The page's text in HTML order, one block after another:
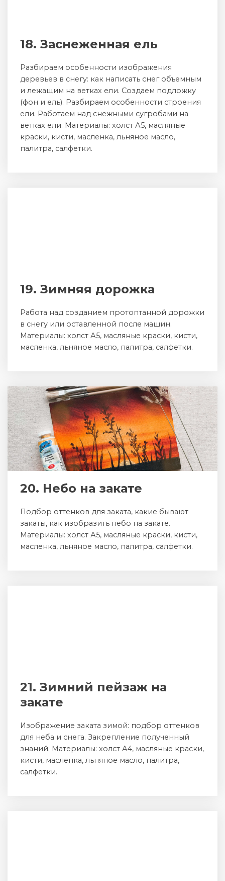
18. Заснеженная ель
Разбираем особенности изображения
деревьев в снегу: как написать снег объемным
и лежащим на ветках ели. Создаем подложку
(фон и ель). Разбираем особенности строения
ели. Работаем над снежными сугробами на
ветках ели. Материалы: холст А5, масляные
краски, кисти, масленка, льняное масло,
палитра, салфетки.
19. Зимняя дорожка
Работа над созданием протоптанной дорожки
в снегу или оставленной после машин.
Материалы: холст А5, масляные краски, кисти,
масленка, льняное масло, палитра, салфетки.
20. Небо на закате
Подбор оттенков для заката, какие бывают
закаты, как изобразить небо на закате.
Материалы: холст А5, масляные краски, кисти,
масленка, льняное масло, палитра, салфетки.
21. Зимний пейзаж на
закате
Изображение заката зимой: подбор оттенков
для неба и снега. Закрепление полученный
знаний. Материалы: холст А4, масляные краски,
кисти, масленка, льняное масло, палитра,
салфетки.